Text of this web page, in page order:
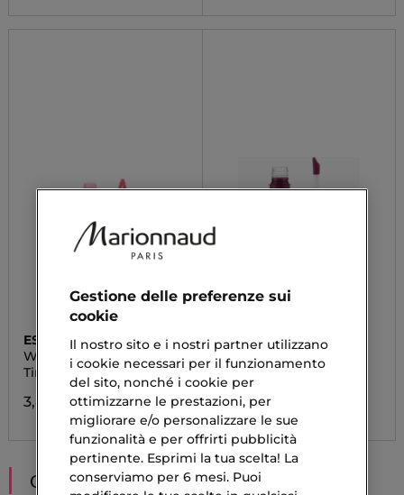
ESSENCE
WHAT THE FLUFF?!
Tinta Labbra
3,89 €
CATRICE
HOLLYGLAZING
Glazing Rossetto
4,49 €
CONSIGLIATI PER TE
Gestione delle preferenze sui
cookie
Il nostro sito e i nostri partner utilizzano
i cookie necessari per il funzionamento
del sito, nonché i cookie per
ottimizzarne le prestazioni, per
migliorare e/o personalizzare le sue
funzionalità e per offrirti pubblicità
pertinente. Esprimi la tua scelta! La
conserviamo per 6 mesi. Puoi